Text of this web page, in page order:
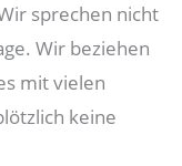
sprechen nicht
Wir beziehen
mit vielen
keine